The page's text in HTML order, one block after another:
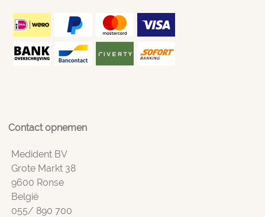
Contact opnemen
Medident BV
Grote Markt 38
9600 Ronse
België
055/ 890 700